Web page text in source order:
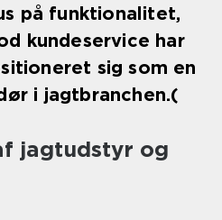
på funktionalitet,
kundeservice har
sig som en
i jagtbranchen.(
jagtudstyr og